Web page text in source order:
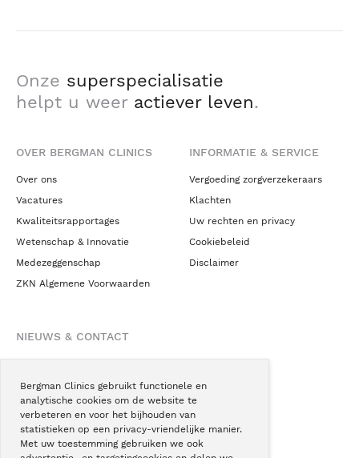
Bergman Clinics gebruikt functionele en
analytische cookies om de website te
verbeteren en voor het bijhouden van
statistieken op een privacy-vriendelijke manier.
Met uw toestemming gebruiken we ook
Onze superspecialisatie
helpt u weer actiever leven.
OVER BERGMAN CLINICS
Over ons
Vacatures
Kwaliteitsrapportages
Wetenschap & Innovatie
Medezeggenschap
ZKN Algemene Voorwaarden
INFORMATIE & SERVICE
Vergoeding zorgverzekeraars
Klachten
Uw rechten en privacy
Cookiebeleid
Disclaimer
NIEUWS & CONTACT
Blogs
Podcast
Pressroom
Instagram